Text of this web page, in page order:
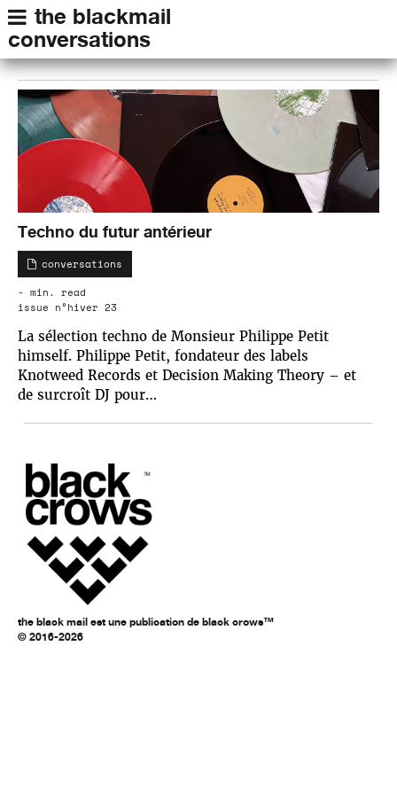
the blackmail
conversations
Techno du futur antérieur
conversations
- min. read
issue n°hiver 23
La sélection techno de Monsieur Philippe Petit
himself. Philippe Petit, fondateur des labels
Knotweed Records et Decision Making Theory – et
de surcroît DJ pour…
the black mail est une publication de black crows™
© 2016-2026